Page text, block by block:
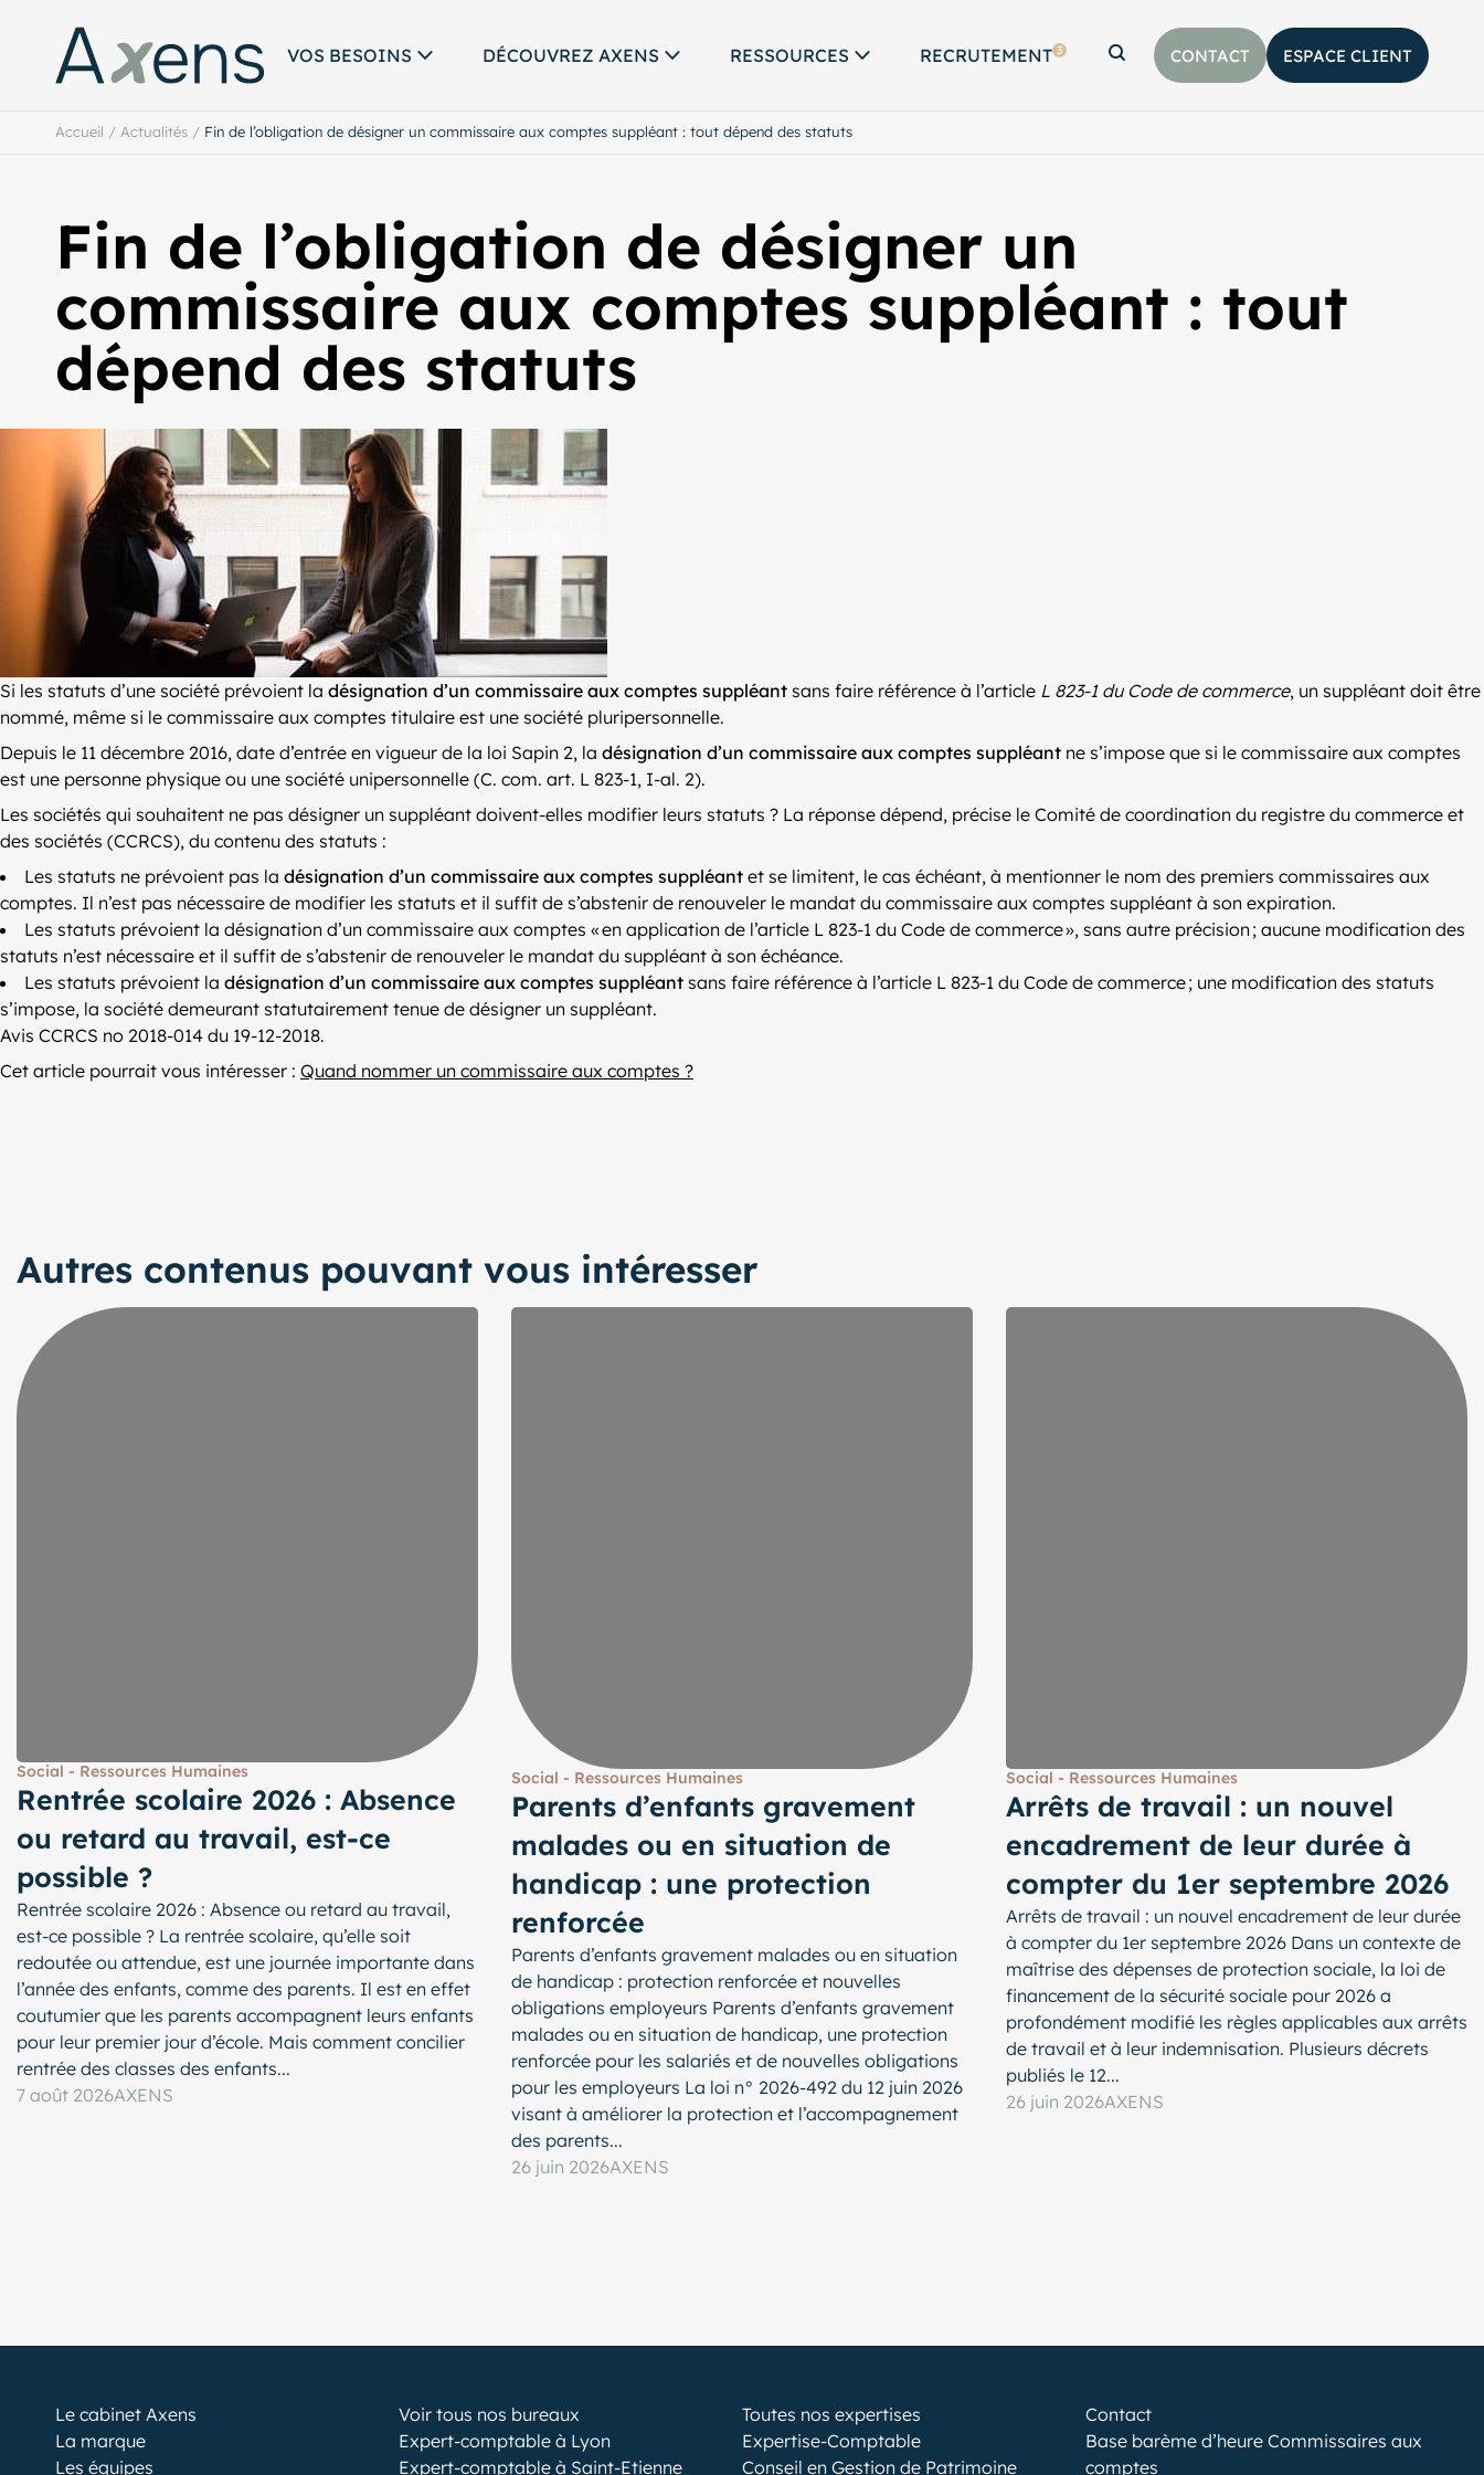
VOS BESOINS DÉCOUVREZ AXENS RESSOURCES RECRUTEMENT 3
Afficher la barre de recherche
CONTACT ESPACE CLIENT
Accueil / Actualités / Fin de l’obligation de désigner un commissaire aux comptes suppléant : tout dépend des statuts
Fin de l’obligation de désigner un
commissaire aux comptes suppléant : tout
dépend des statuts
Si les statuts d’une société prévoient la désignation d’un commissaire aux comptes suppléant sans faire référence à l’article L 823-1 du Code de commerce, un suppléant doit être
nommé, même si le commissaire aux comptes titulaire est une société pluripersonnelle.
Depuis le 11 décembre 2016, date d’entrée en vigueur de la loi Sapin 2, la désignation d’un commissaire aux comptes suppléant ne s’impose que si le commissaire aux comptes
est une personne physique ou une société unipersonnelle (C. com. art. L 823-1, I-al. 2).
Les sociétés qui souhaitent ne pas désigner un suppléant doivent-elles modifier leurs statuts ? La réponse dépend, précise le Comité de coordination du registre du commerce et
des sociétés (CCRCS), du contenu des statuts :
Les statuts ne prévoient pas la désignation d’un commissaire aux comptes suppléant et se limitent, le cas échéant, à mentionner le nom des premiers commissaires aux
comptes. Il n’est pas nécessaire de modifier les statuts et il suffit de s’abstenir de renouveler le mandat du commissaire aux comptes suppléant à son expiration.
Les statuts prévoient la désignation d’un commissaire aux comptes « en application de l’article L 823-1 du Code de commerce », sans autre précision ; aucune modification des
statuts n’est nécessaire et il suffit de s’abstenir de renouveler le mandat du suppléant à son échéance.
Les statuts prévoient la désignation d’un commissaire aux comptes suppléant sans faire référence à l’article L 823-1 du Code de commerce ; une modification des statuts
s’impose, la société demeurant statutairement tenue de désigner un suppléant.
Avis CCRCS no 2018-014 du 19-12-2018.
Cet article pourrait vous intéresser : Quand nommer un commissaire aux comptes ?
Autres contenus pouvant vous intéresser
Social - Ressources Humaines
Rentrée scolaire 2026 : Absence
ou retard au travail, est-ce
possible ?
Rentrée scolaire 2026 : Absence ou retard au travail,
est-ce possible ? La rentrée scolaire, qu’elle soit
redoutée ou attendue, est une journée importante dans
l’année des enfants, comme des parents. Il est en effet
coutumier que les parents accompagnent leurs enfants
pour leur premier jour d’école. Mais comment concilier
rentrée des classes des enfants...
7 août 2026AXENS
Social - Ressources Humaines
Parents d’enfants gravement
malades ou en situation de
handicap : une protection
renforcée
Parents d’enfants gravement malades ou en situation
de handicap : protection renforcée et nouvelles
obligations employeurs Parents d’enfants gravement
malades ou en situation de handicap, une protection
renforcée pour les salariés et de nouvelles obligations
pour les employeurs La loi n° 2026-492 du 12 juin 2026
visant à améliorer la protection et l’accompagnement
des parents...
26 juin 2026AXENS
Social - Ressources Humaines
Arrêts de travail : un nouvel
encadrement de leur durée à
compter du 1er septembre 2026
Arrêts de travail : un nouvel encadrement de leur durée
à compter du 1er septembre 2026 Dans un contexte de
maîtrise des dépenses de protection sociale, la loi de
financement de la sécurité sociale pour 2026 a
profondément modifié les règles applicables aux arrêts
de travail et à leur indemnisation. Plusieurs décrets
publiés le 12...
26 juin 2026AXENS
Le cabinet Axens
La marque
Les équipes
Voir tous nos bureaux
Expert-comptable à Lyon
Expert-comptable à Saint-Etienne
Toutes nos expertises
Expertise-Comptable
Conseil en Gestion de Patrimoine
Contact
Base barème d’heure Commissaires aux
comptes